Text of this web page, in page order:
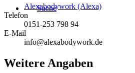
Suche
Alexabodywork (Alexa)
Telefon
0151-253 798 94
E-Mail
info@alexabodywork.de
Weitere Angaben